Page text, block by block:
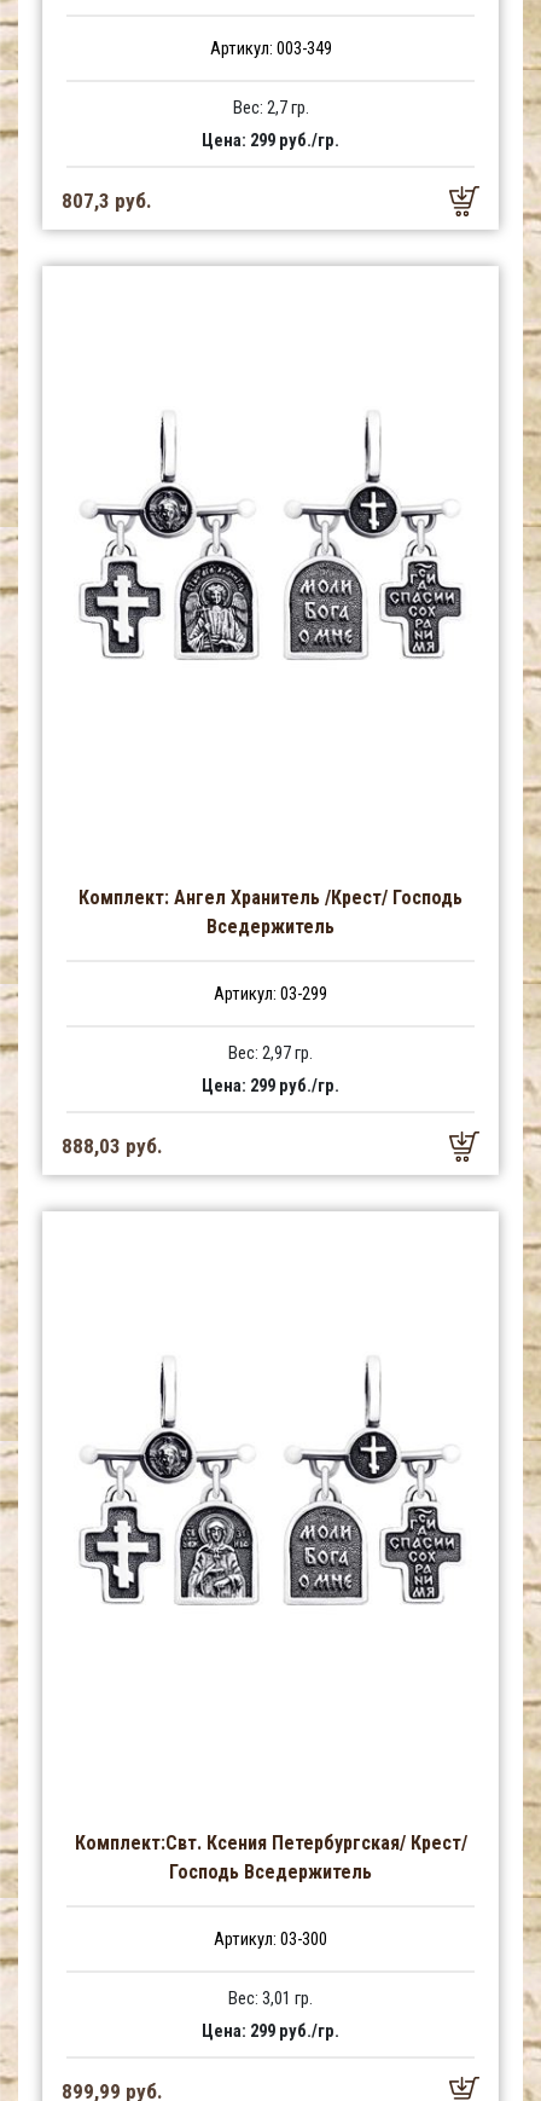
Артикул: 003-349
Вес: 2,7 гр.
Цена: 299 руб./гр.
807,3 руб.
Комплект: Ангел Хранитель /Крест/ Господь
Вседержитель
Артикул: 03-299
Вес: 2,97 гр.
Цена: 299 руб./гр.
888,03 руб.
Комплект:Свт. Ксения Петербургская/ Крест/
Господь Вседержитель
Артикул: 03-300
Вес: 3,01 гр.
Цена: 299 руб./гр.
899,99 руб.